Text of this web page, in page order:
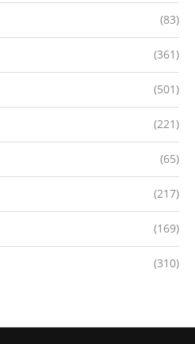
(83)
(361)
(501)
(221)
(65)
(217)
(169)
(310)